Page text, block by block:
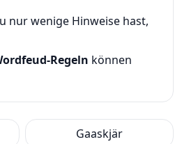
nur wenige Hinweise hast,
Regeln können
Gaaskjär